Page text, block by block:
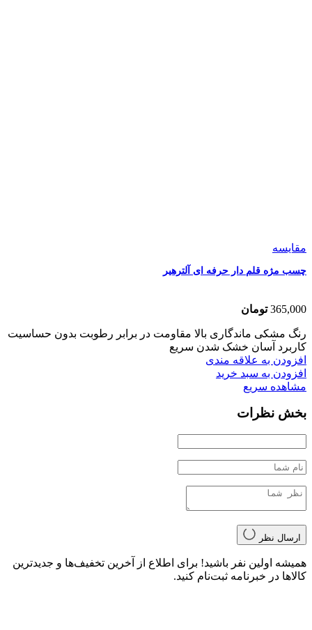
مقایسه
چسب مژه قلم دار حرفه ای آلترهیر
365,000 تومان
رنگ مشکی ماندگاری بالا مقاومت در برابر رطوبت بدون حساسیت
کاربرد آسان خشک شدن سریع
افزودن به علاقه مندی
افزودن به سبد خرید
مشاهده سریع
بخش نظرات
ارسال نظر
همیشه اولین نفر باشید! برای اطلاع از آخرین تخفیف‌ها و جدیدترین
کالاها در خبرنامه ثبت‌نام کنید.